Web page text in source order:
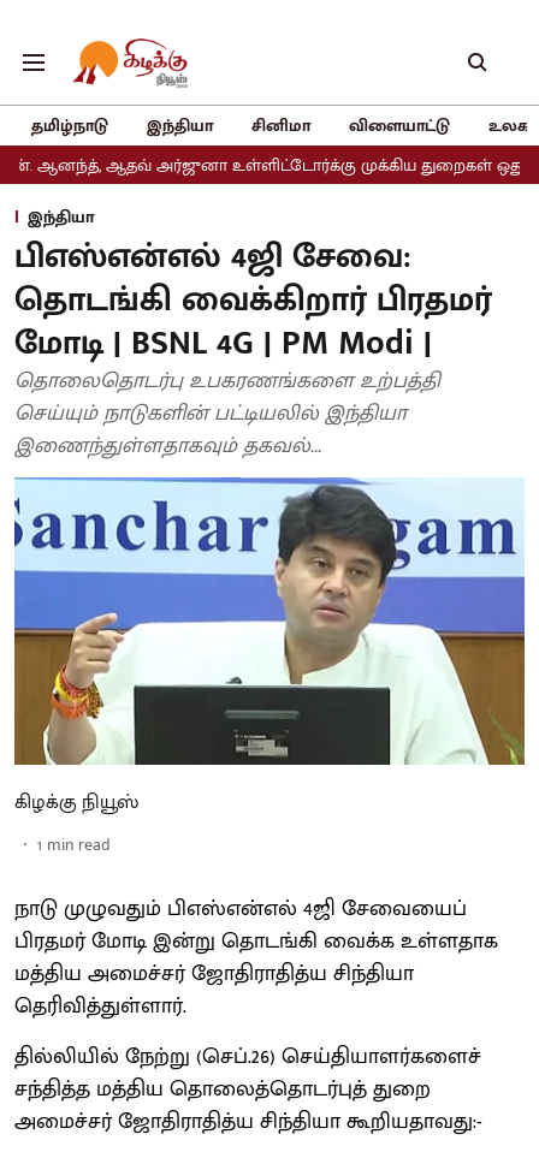
தமிழ்நாடு இந்தியா சினிமா விளையாட்டு
அர்ஜுனா உள்ளிட்டோர்க்கு முக்கிய துறைகள் ஒதுக்கீடு
இந்தியா
பிஎஸ்என்எல் 4ஜி சேவை:
தொடங்கி வைக்கிறார் பிரதமர்
மோடி | BSNL 4G | PM Modi |
தொலைதொடர்பு உபகரணங்களை உற்பத்தி
செய்யும் நாடுகளின் பட்டியலில் இந்தியா
இணைந்துள்ளதாகவும் தகவல்...
கிழக்கு நியூஸ்
1 min read
நாடு முழுவதும் பிஎஸ்என்எல் 4ஜி சேவையைப்
பிரதமர் மோடி இன்று தொடங்கி வைக்க உள்ளதாக
மத்திய அமைச்சர் ஜோதிராதித்ய சிந்தியா
தெரிவித்துள்ளார்.
தில்லியில் நேற்று (செப்.26) செய்தியாளர்களைச்
சந்தித்த மத்திய தொலைத்தொடர்புத் துறை
அமைச்சர் ஜோதிராதித்ய சிந்தியா கூறியதாவது:-